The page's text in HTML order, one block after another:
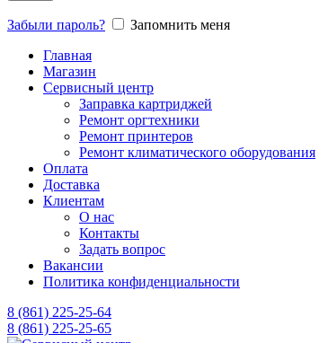
Забыли пароль?
Запомнить меня
Главная
Магазин
Сервисный центр
Заправка картриджей
Ремонт оргтехники
Ремонт принтеров
Ремонт климатического оборудования
Оплата
Доставка
Клиентам
О нас
Контакты
Задать вопрос
Вакансии
Политика конфиденциальности
8 (861) 225-25-64
8 (861) 225-25-65